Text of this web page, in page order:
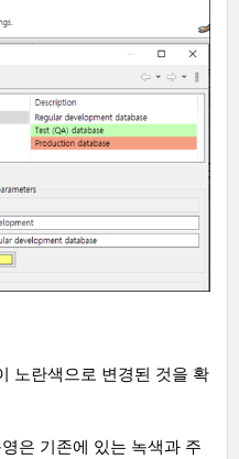
노란색으로 변경된 것을 확
은 기존에 있는 녹색과 주